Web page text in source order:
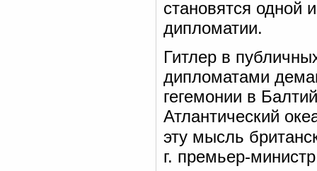
становятся одной
дипломатии.
Гитлер в
дипломатами
гегемонии в
Атлантический
эту мысль
г. премьер-